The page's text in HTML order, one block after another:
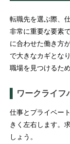
転職先を選ぶ際、
非常に重要な要素
に合わせた働き方
で大きなカギとな
職場を見つけるた
ワークライフ
仕事とプライベー
きく左右します。
しょう。